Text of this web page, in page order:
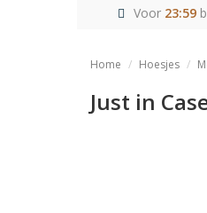
Voor 23:59
Home Hoesjes
Just in